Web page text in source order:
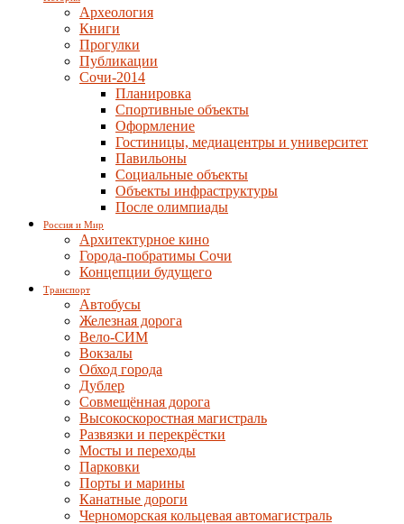
Археология
Книги
Прогулки
Публикации
Сочи-2014
Планировка
Спортивные объекты
Оформление
Гостиницы, медиацентры и университет
Павильоны
Социальные объекты
Объекты инфраструктуры
После олимпиады
Россия и Мир
Архитектурное кино
Города-побратимы Сочи
Концепции будущего
Транспорт
Автобусы
Железная дорога
Вело-СИМ
Вокзалы
Обход города
Дублер
Совмещённая дорога
Высокоскоростная магистраль
Развязки и перекрёстки
Мосты и переходы
Парковки
Порты и марины
Канатные дороги
Черноморская кольцевая автомагистраль